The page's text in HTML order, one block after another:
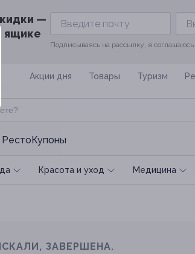
—
ящике
Подписываясь на рассылку, я
Акции дня Товары Туризм
РестоКупоны
Красота и уход Медицина
ЗАВЕРШЕНА.